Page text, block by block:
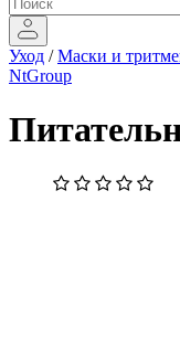
Уход /Маски и
NtGroup